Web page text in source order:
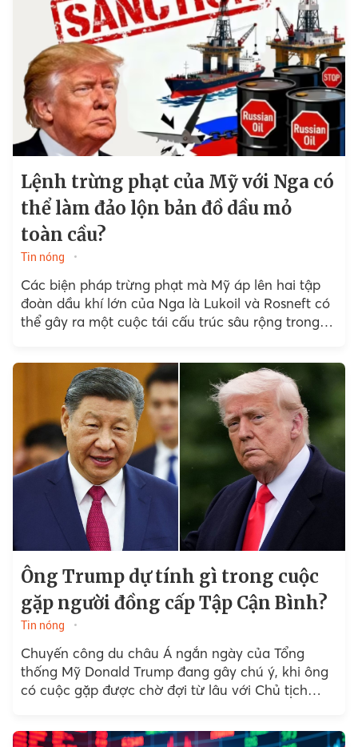
Lệnh trừng phạt của Mỹ với Nga có
thể làm đảo lộn bản đồ dầu mỏ
toàn cầu?
Tin nóng
Các biện pháp trừng phạt mà Mỹ áp lên hai tập
đoàn dầu khí lớn của Nga là Lukoil và Rosneft có
thể gây ra một cuộc tái cấu trúc sâu rộng trong
Ông Trump dự tính gì trong cuộc
gặp người đồng cấp Tập Cận Bình?
Tin nóng
Chuyến công du châu Á ngắn ngày của Tổng
thống Mỹ Donald Trump đang gây chú ý, khi ông
có cuộc gặp được chờ đợi từ lâu với Chủ tịch